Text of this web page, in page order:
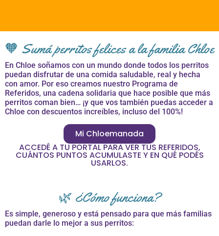
🧡 Sumá perritos felices a la familia Chloe
En Chloe soñamos con un mundo donde todos los perritos
puedan disfrutar de una comida saludable, real y hecha
con amor. Por eso creamos nuestro Programa de
Referidos, una cadena solidaria que hace posible que más
perritos coman bien… ¡y que vos también puedas acceder a
Chloe con descuentos increíbles, incluso del 100%!
Mi Chloemanada
ACCEDÉ A TU PORTAL PARA VER TUS REFERIDOS,
CUÁNTOS PUNTOS ACUMULASTE Y EN QUÉ PODÉS
USARLOS.
🌿 ¿Cómo funciona?
Es simple, generoso y está pensado para que más familias
puedan darle lo mejor a sus perritos: